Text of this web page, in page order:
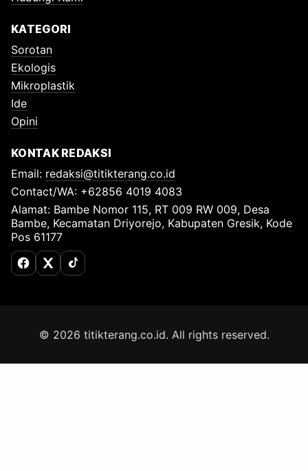
KATEGORI
Sorotan
Ekologis
Mikroplastik
Ide
Opini
KONTAK REDAKSI
Email: redaksi@titikterang.co.id
Contact/WA: +62856 4019 4083
Alamat: Bambe Nomor 115, RT 009 RW 009, Desa
Bambe, Kecamatan Driyorejo, Kabupaten Gresik, Kode
Pos 61177
Facebook
X (Twitter)
TikTok
© 2026 titikterang.co.id. All rights reserved.